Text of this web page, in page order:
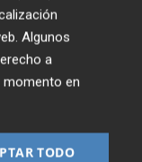
en casa
2
Valencia
que jugará
Galatasaray
Ferran y
Distinción
a
Algunos
a
momento en
TODO